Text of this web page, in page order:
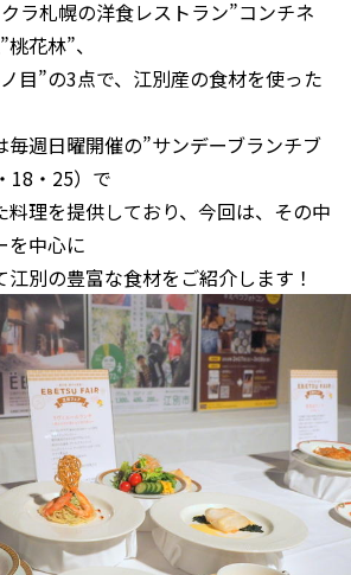
ラ札幌の洋食レストラン”コンチネ
花林”、
目”の3点で、江別産の食材を使った
毎週日曜開催の”サンデーブランチブ
18・25）で
料理を提供しており、今回は、その中
を中心に
別の豊富な食材をご紹介します！